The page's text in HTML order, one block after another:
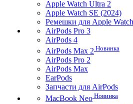
Apple Watch Ultra 2
Apple Watch SE (2024)
Ремешки для Apple Watch
AirPods Pro 3
AirPods 4
AirPods Max 2 Новинка
AirPods Pro 2
AirPods Max
EarPods
Запчасти для AirPods
MacBook Neo Новинка